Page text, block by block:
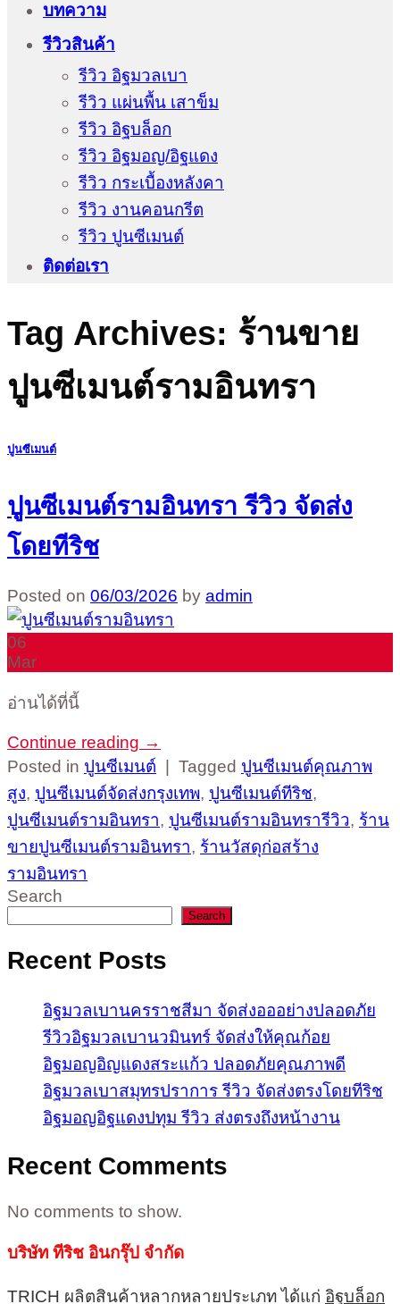
บทความ
รีวิวสินค้า
รีวิว อิฐมวลเบา
รีวิว แผ่นพื้น เสาข็ม
รีวิว อิฐบล็อก
รีวิว อิฐมอญ/อิฐแดง
รีวิว กระเบื้องหลังคา
รีวิว งานคอนกรีต
รีวิว ปูนซีเมนต์
ติดต่อเรา
Tag Archives: ร้านขาย
ปูนซีเมนต์รามอินทรา
ปูนซีเมนต์
ปูนซีเมนต์รามอินทรา รีวิว จัดส่ง
โดยทีริช
Posted on 06/03/2026 by admin
06
Mar
อ่านได้ที่นี้
Continue reading →
Posted in ปูนซีเมนต์ Tagged ปูนซีเมนต์คุณภาพ
สูง, ปูนซีเมนต์จัดส่งกรุงเทพ, ปูนซีเมนต์ทีริช,
ปูนซีเมนต์รามอินทรา, ปูนซีเมนต์รามอินทรารีวิว, ร้าน
ขายปูนซีเมนต์รามอินทรา, ร้านวัสดุก่อสร้าง
รามอินทรา
Search
Search
Recent Posts
อิฐมวลเบานครราชสีมา จัดส่งอออย่างปลอดภัย
รีวิวอิฐมวลเบานวมินทร์ จัดส่งให้คุณก้อย
อิฐมอญอิญแดงสระแก้ว ปลอดภัยคุณภาพดี
อิฐมวลเบาสมุทรปราการ รีวิว จัดส่งตรงโดยทีริช
อิฐมอญอิฐแดงปทุม รีวิว ส่งตรงถึงหน้างาน
Recent Comments
No comments to show.
บริษัท ทีริช อินกรุ๊ป จำกัด
TRICH ผลิตสินค้าหลากหลายประเภท ได้แก่ อิฐบล็อก